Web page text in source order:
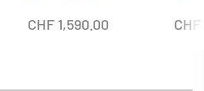
CHF1,590.00 CHF